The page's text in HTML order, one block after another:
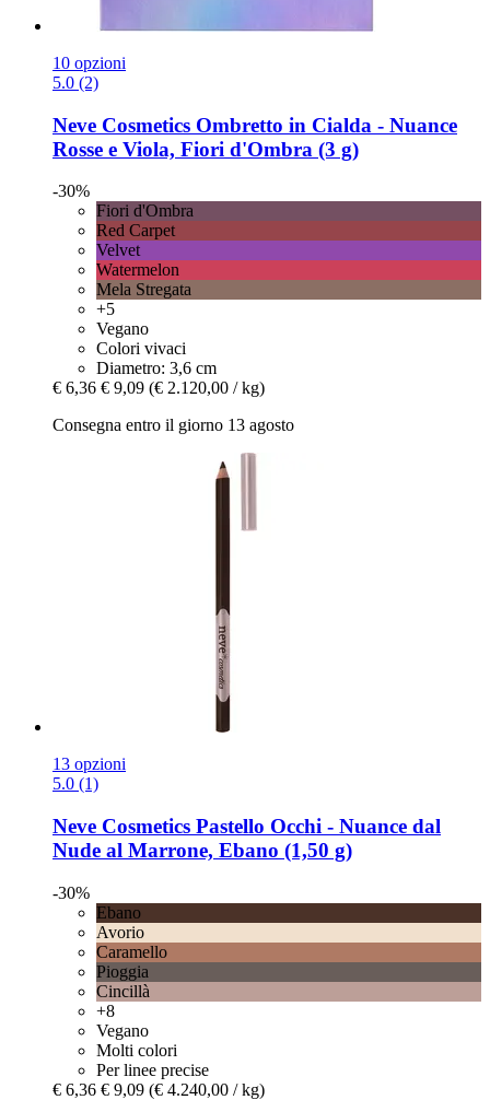
10 opzioni
5.0 (2)
Neve Cosmetics Ombretto in Cialda -​ Nuance
Rosse e Viola, Fiori d'Ombra (3 g)
-30%
Fiori d'Ombra
Red Carpet
Velvet
Watermelon
Mela Stregata
+5
Vegano
Colori vivaci
Diametro: 3,6 cm
€ 6,36 € 9,09 (€ 2.120,00 / kg)
Consegna entro il giorno 13 agosto
13 opzioni
5.0 (1)
Neve Cosmetics Pastello Occhi -​ Nuance dal
Nude al Marrone, Ebano (1,50 g)
-30%
Ebano
Avorio
Caramello
Pioggia
Cincillà
+8
Vegano
Molti colori
Per linee precise
€ 6,36 € 9,09 (€ 4.240,00 / kg)